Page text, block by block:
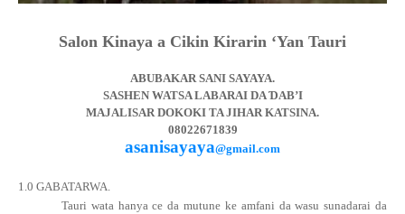
Salon Kinaya a Cikin Kirarin ‘Yan Tauri
ABUBAKAR SANI SAYAYA.
SASHEN WATSA LABARAI DAƊAB’I
MAJALISAR DOKOKI TA JIHAR KATSINA.
08022671839
asanisayaya@gmail.com
1.0 GABATARWA.
Tauri wata hanya ce da mutune ke amfani da wasu sunadarai da